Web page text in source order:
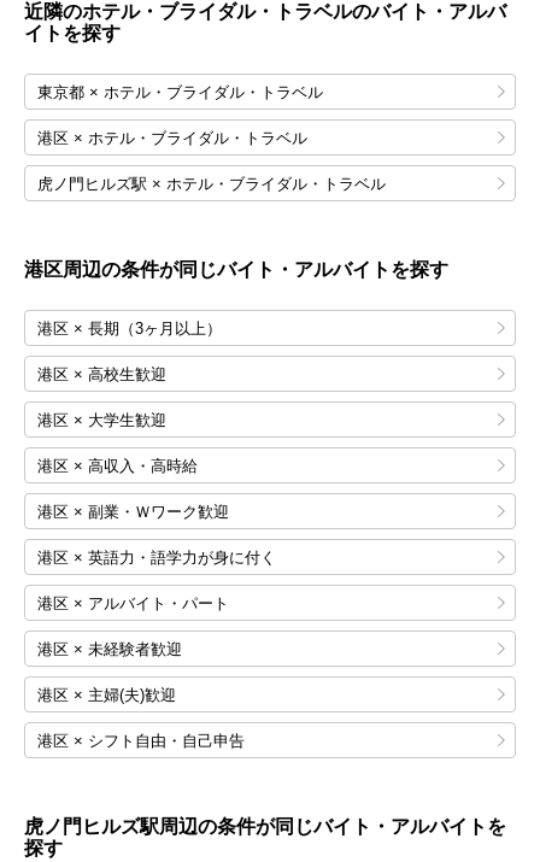
近隣のホテル・ブライダル・トラベルのバイト・アルバ
イトを探す
東京都 × ホテル・ブライダル・トラベル
港区 × ホテル・ブライダル・トラベル
虎ノ門ヒルズ駅 × ホテル・ブライダル・トラベル
港区周辺の条件が同じバイト・アルバイトを探す
港区 × 長期（3ヶ月以上）
港区 × 高校生歓迎
港区 × 大学生歓迎
港区 × 高収入・高時給
港区 × 副業・Ｗワーク歓迎
港区 × 英語力・語学力が身に付く
港区 × アルバイト・パート
港区 × 未経験者歓迎
港区 × 主婦(夫)歓迎
港区 × シフト自由・自己申告
虎ノ門ヒルズ駅周辺の条件が同じバイト・アルバイトを
探す